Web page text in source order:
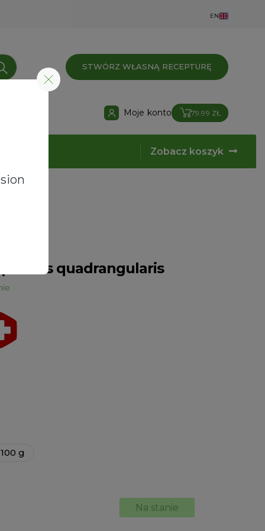
EN
STWÓRZ WŁASNĄ RECEPTURĘ
Moje konto 79.99 ZŁ
Zobacz koszyk
| Cissus quadrangularis
100 g
Na stanie